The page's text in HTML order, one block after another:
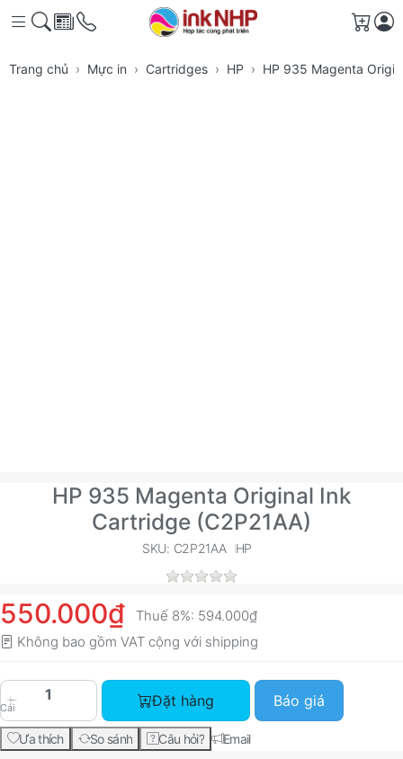
Giỏ
Trang chủ Mực in Cartridges HP HP 935 Magenta
HP 935 Magenta Original Ink
Cartridge (C2P21AA)
SKU: C2P21AA HP
550.000₫ Thuế 8%: 594.000₫
Không bao gồm VAT cộng với shipping
Cái
HP 935 Magenta Original Ink Cartridge
Đặt hàng Báo giá
Ưa thích So sánh Câu hỏi? Email